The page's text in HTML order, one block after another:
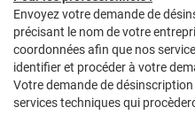
Envoyez votre demande de
précisant le nom de votre
coordonnées afin que nos
identifier et procéder à votre
Votre demande de
services techniques qui